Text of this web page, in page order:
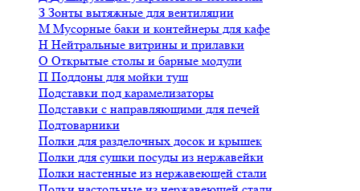
З Зонты вытяжные для вентиляции
М Мусорные баки и контейнеры для кафе
Н Нейтральные витрины и прилавки
О Открытые столы и барные модули
П Поддоны для мойки туш
Подставки под карамелизаторы
Подставки с направляющими для печей
Подтоварники
Полки для разделочных досок и крышек
Полки для сушки посуды из нержавейки
Полки настенные из нержавеющей стали